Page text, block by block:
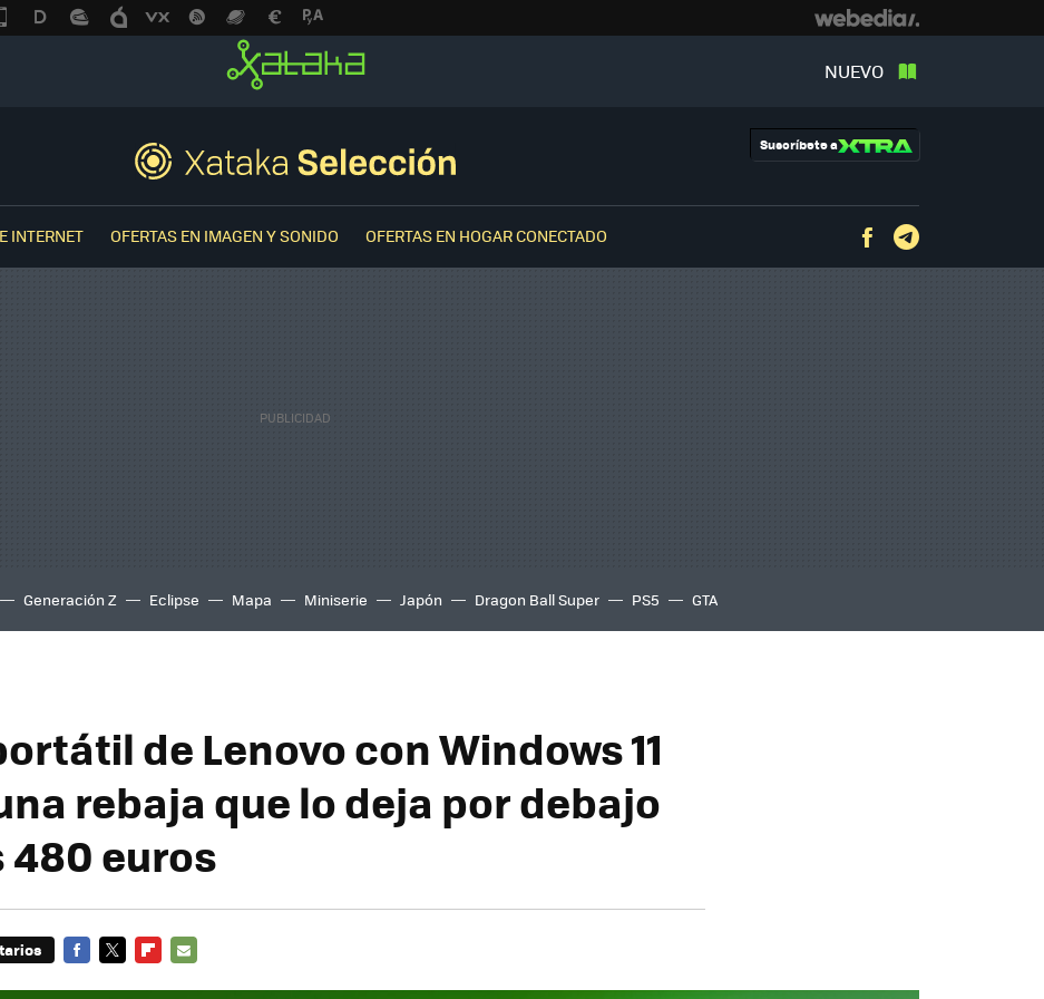
NUEVO
Suscríbete a
INTERNET OFERTAS EN IMAGEN Y SONIDO OFERTAS EN HOGAR CONECTADO Facebook
Generación Z Eclipse Mapa Miniserie Japón Dragon Ball Super PS5 GTA
de Lenovo con Windows 11
rebaja que lo deja por debajo
480 euros